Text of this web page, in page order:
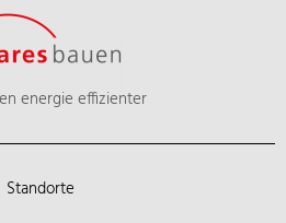
energie effizienter
Standorte